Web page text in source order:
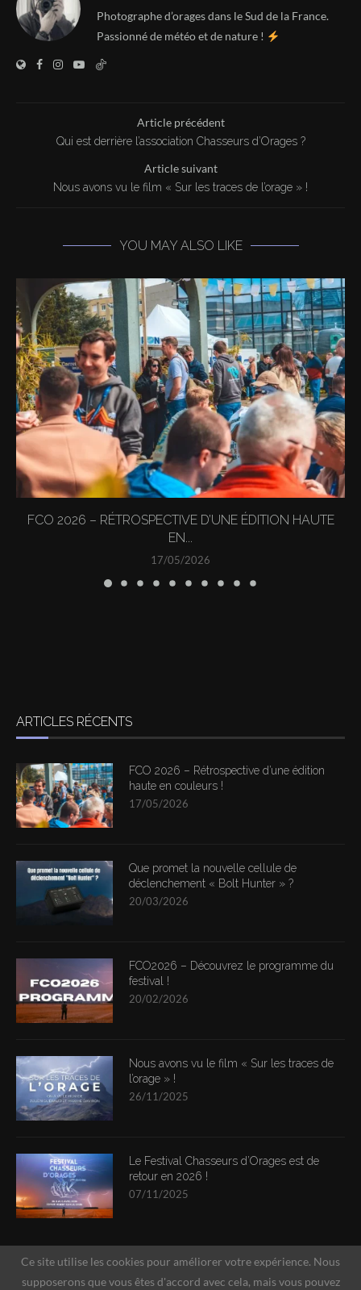
Photographe d’orages dans le Sud de la France.
Passionné de météo et de nature !
Article précédent
Qui est derrière l’association Chasseurs d’Orages ?
Article suivant
Nous avons vu le film « Sur les traces de l’orage » !
YOU MAY ALSO LIKE
FCO 2026 – RÉTROSPECTIVE D’UNE ÉDITION HAUTE
EN...
17/05/2026
ARTICLES RÉCENTS
FCO 2026 – Rétrospective d’une édition
haute en couleurs !
17/05/2026
Que promet la nouvelle cellule de
déclenchement « Bolt Hunter » ?
20/03/2026
FCO2026 – Découvrez le programme du
festival !
20/02/2026
Nous avons vu le film « Sur les traces de
l’orage » !
26/11/2025
Le Festival Chasseurs d’Orages est de
retour en 2026 !
07/11/2025
Ce site utilise les cookies pour améliorer votre expérience. Nous
supposerons que vous êtes d'accord avec cela, mais vous pouvez